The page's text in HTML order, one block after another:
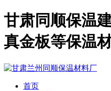
甘肃同顺保温
真金板等保温材
首页